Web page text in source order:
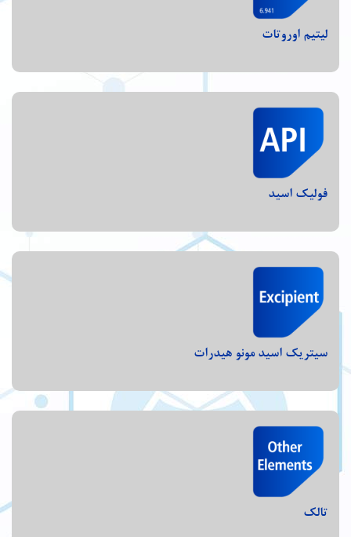
لیتیم اوروتات
فولیک اسید
سیتریک اسید مونو هیدرات
تالک